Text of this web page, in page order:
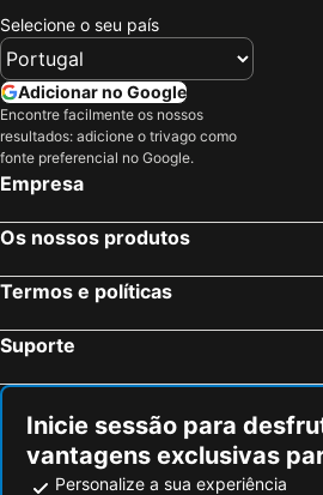
Selecione o seu país
Adicionar no Google
Encontre facilmente os nossos
resultados: adicione o trivago como
fonte preferencial no Google.
Empresa
Os nossos produtos
Termos e políticas
Suporte
Inicie sessão para
vantagens exclusivas
Personalize a sua experiência